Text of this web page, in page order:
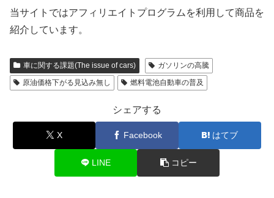
当サイトではアフィリエイトプログラムを利用して商品を
紹介しています。
車に関する課題(The issue of cars)
ガソリンの高騰
原油価格下がる見込み無し
燃料電池自動車の普及
シェアする
X Facebook はてブ
LINE コピー